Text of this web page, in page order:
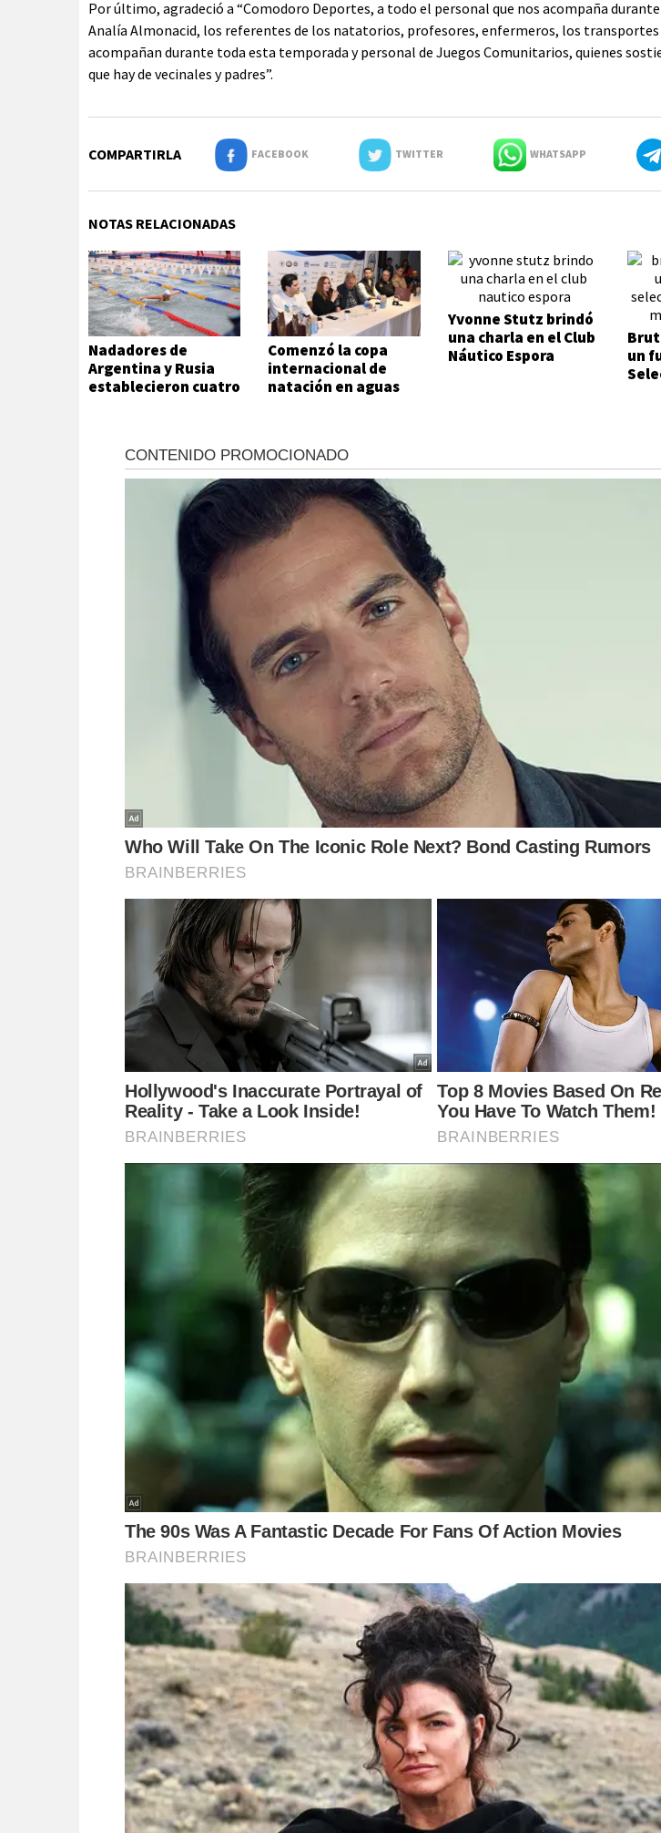
Por último, agradeció a “Comodoro Deportes, a todo el personal que nos acompaña
Analía Almonacid, los referentes de los natatorios, profesores, enfermeros, los transportes
acompañan durante toda esta temporada y personal de Juegos Comunitarios, quienes
que hay de vecinales y padres”.
COMPARTIRLA FACEBOOK TWITTER WHATSAPP
NOTAS RELACIONADAS
Nadadores de
Argentina y Rusia
establecieron cuatro
Comenzó la copa
internacional de
natación en aguas
Yvonne Stutz brindó
una charla en el Club
Náutico Espora
un